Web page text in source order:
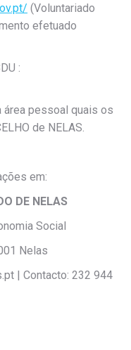
(Voluntariado
efetuado
:
área pessoal quais os
de NELAS.
em:
DE NELAS
Social
Nelas
| Contacto: 232 944